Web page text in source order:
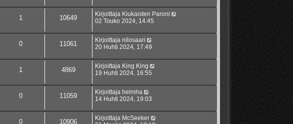
1 10649 Kirjoittaja Kiukaisten Paroni
02 Touko 2024, 14:45
0 11061 Kirjoittaja nilosaari
20 Huhti 2024, 17:49
1 4869 Kirjoittaja King King
19 Huhti 2024, 16:55
0 11059 Kirjoittaja helmha
14 Huhti 2024, 19:03
0 10906 Kirjoittaja McSeeker